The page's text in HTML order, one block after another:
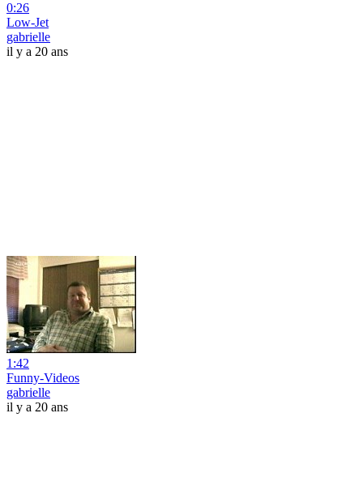
0:26
Low-Jet
gabrielle
il y a 20 ans
1:42
Funny-Videos
gabrielle
il y a 20 ans